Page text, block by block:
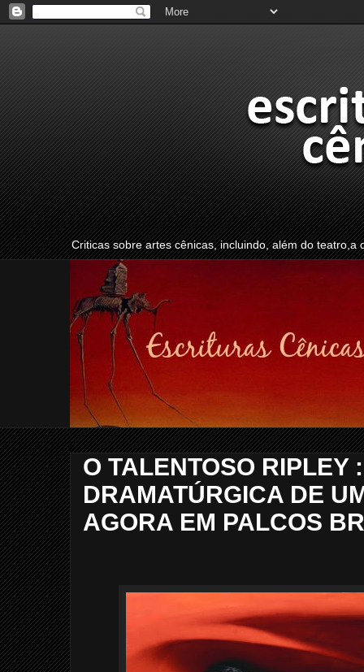
Criticas sobre artes cênicas, incluindo, além do
O TALENTOSO RIPLEY
DRAMATÚRGICA DE
AGORA EM PALCOS